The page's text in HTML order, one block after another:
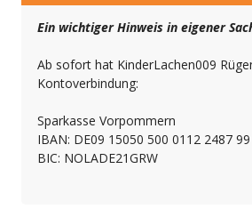
Ein wichtiger Hinweis in eigener
Ab sofort hat KinderLachen009
Kontoverbindung:
Sparkasse Vorpommern
IBAN: DE09 15050 500 0112 2487 99
BIC: NOLADE21GRW